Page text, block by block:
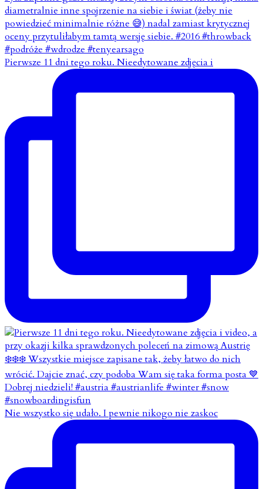
Pierwsze 11 dni tego roku. Nieedytowane zdjęcia i
Nie wszystko się udało. I pewnie nikogo nie zaskoc